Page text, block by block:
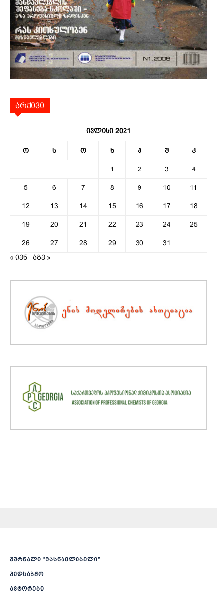
არქივი
ივლისი 2021
ო ს ო ხ პ შ კ
1 2 3 4
5 6 7 8 9 10 11
12 13 14 15 16 17 18
19 20 21 22 23 24 25
26 27 28 29 30
31
« ივნ
აგვ »
ჟურნალი ”მასწავლებელი”
პედსაბჭო
ავტორები